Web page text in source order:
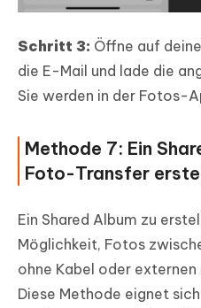
Schritt 3: Öffne auf
die E-Mail und lade die
Sie werden in der Fotos-
Methode 7: Ein
Foto-Transfer
Ein Shared Album zu
Möglichkeit, Fotos
ohne Kabel oder
Diese Methode eignet